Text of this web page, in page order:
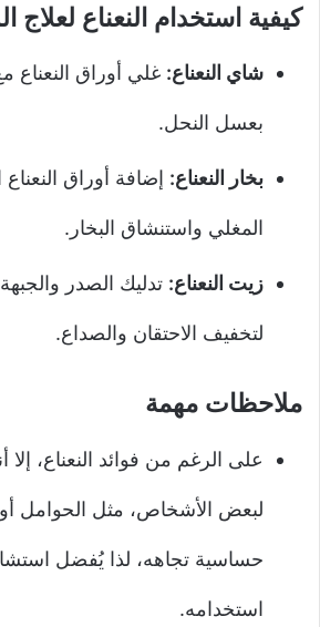
كيفية استخدام النعناع لعلاج
شاي النعناع: غلي أوراق النعناع
بعسل النحل.
بخار النعناع: إضافة أوراق
المغلي واستنشاق البخار.
زيت النعناع: تدليك الصدر
لتخفيف الاحتقان والصداع.
ملاحظات مهمة
على الرغم من فوائد النعناع، إلا
لبعض الأشخاص، مثل الحوامل
حساسية تجاهه، لذا يُفضل
استخدامه.